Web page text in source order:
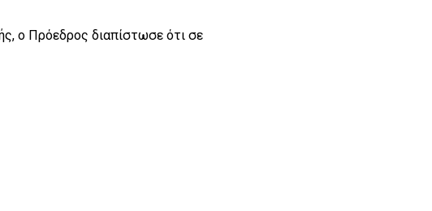
ο Πρόεδρος διαπίστωσε ότι σε